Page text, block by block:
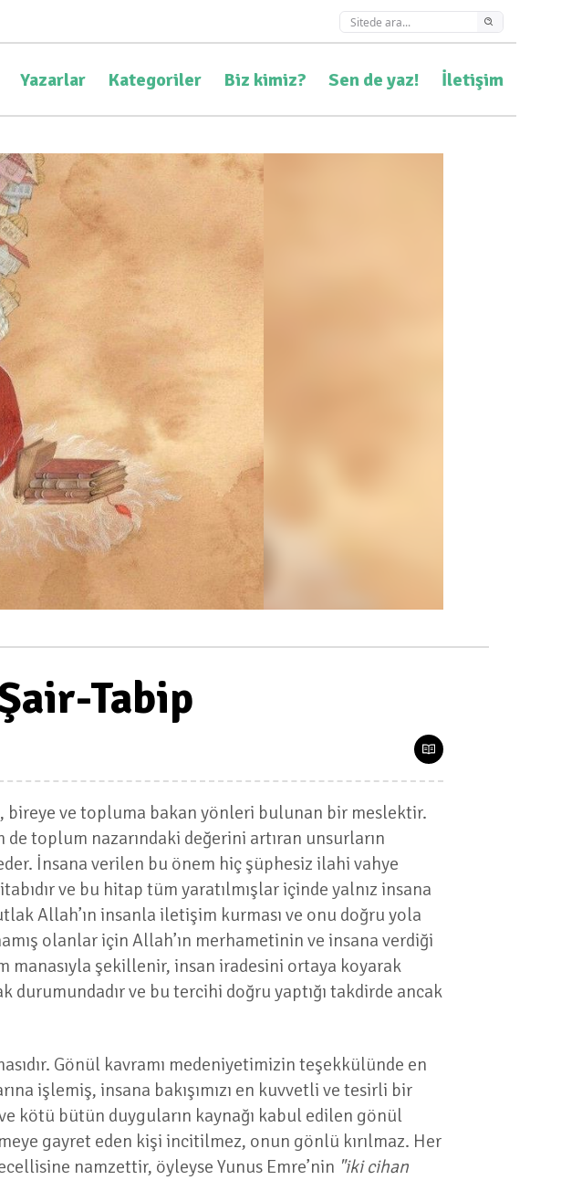
Yazarlar Kategoriler Biz kimiz? Sen de yaz! İletişim
Tabip
bireye ve topluma bakan yönleri bulunan bir meslektir.
toplum nazarındaki değerini artıran unsurların
İnsana verilen bu önem hiç şüphesiz ilahi vahye
ve bu hitap tüm yaratılmışlar içinde yalnız insana
Allah’ın insanla iletişim kurması ve onu doğru yola
olanlar için Allah’ın merhametinin ve insana verdiği
manasıyla şekillenir, insan iradesini ortaya koyarak
ve bu tercihi doğru yaptığı takdirde ancak
Gönül kavramı medeniyetimizin teşekkülünde en
işlemiş, insana bakışımızı en kuvvetli ve tesirli bir
kötü bütün duyguların kaynağı kabul edilen gönül
gayret eden kişi incitilmez, onun gönlü kırılmaz. Her
namzettir, öyleyse Yunus Emre’nin "iki cihan